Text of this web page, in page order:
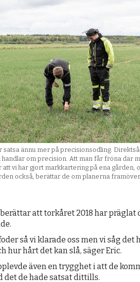
satsa ännu mer på precisionsodling.
handlar om precision. Att man får fröna där
att vi har gjort markkartering på ena gården,
också, berättar de om planerna framöver.
att torkåret 2018 har präglat
så vi klarade oss men vi såg det
hur hårt det kan slå, säger Eric.
även en trygghet i att de
det de hade satsat dittills.